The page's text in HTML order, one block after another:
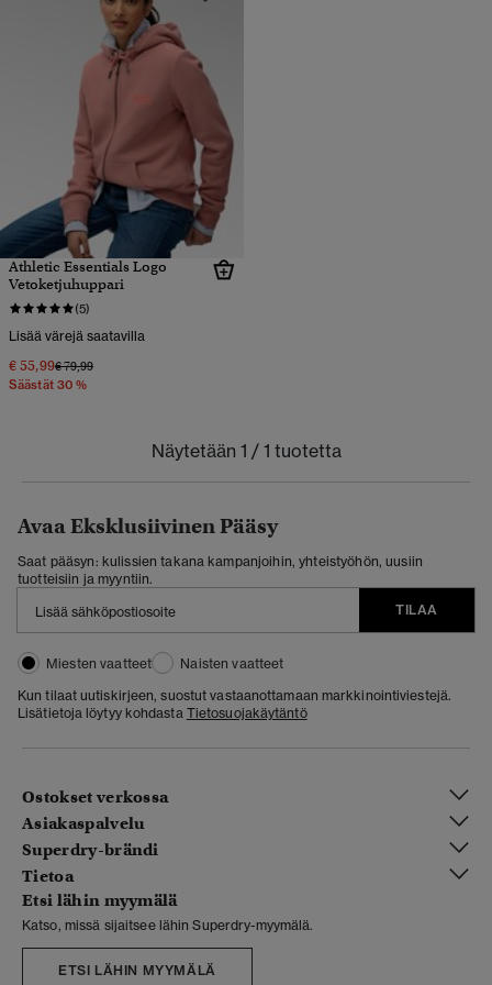
Athletic Essentials Logo
Vetoketjuhuppari
(5)
Lisää värejä saatavilla
€ 55,99Hinta alennettu hinnasta
€ 79,99hintaan
Säästät 30 %
Näytetään 1 / 1 tuotetta
Avaa Eksklusiivinen Pääsy
Saat pääsyn: kulissien takana kampanjoihin, yhteistyöhön, uusiin
tuotteisiin ja myyntiin.
TILAA
Miesten vaatteet
Naisten vaatteet
Kun tilaat uutiskirjeen, suostut vastaanottamaan markkinointiviestejä.
Lisätietoja löytyy kohdasta Tietosuojakäytäntö
Ostokset verkossa
Asiakaspalvelu
Superdry-brändi
Tietoa
Etsi lähin myymälä
Katso, missä sijaitsee lähin Superdry-myymälä.
ETSI LÄHIN MYYMÄLÄ